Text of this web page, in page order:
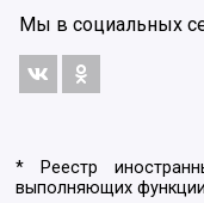
Мы в социальных
* Реестр
выполняющих функции